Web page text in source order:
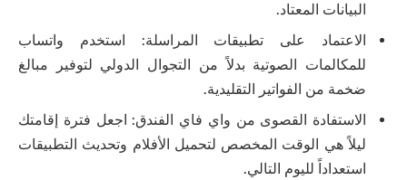
البيانات المعتاد.
الاعتماد على تطبيقات المراسلة: استخدم واتساب
للمكالمات الصوتية بدلاً من التجوال الدولي لتوفير مبالغ
ضخمة من الفواتير التقليدية.
الاستفادة القصوى من واي فاي الفندق: اجعل فترة إقامتك
ليلاً هي الوقت المخصص لتحميل الأفلام وتحديث التطبيقات
استعداداً لليوم التالي.